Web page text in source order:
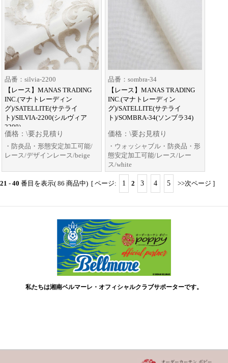
品番：silvia-2200
【レース】MANAS TRADING
INC.(マナトレーディン
グ)/SATELLITE(サテライ
ト)/SILVIA-2200(シルヴィア
2200)
価格：\要お見積り
・防炎品・形態安定加工可能/
レース/デザインレース/beige
品番：sombra-34
【レース】MANAS TRADING
INC.(マナトレーディン
グ)/SATELLITE(サテライ
ト)/SOMBRA-34(ソンブラ34)
価格：\要お見積り
・ウォッシャブル・防炎品・形
態安定加工可能/レース/レー
ス/white
21 - 40 番目を表示( 86 商品中) [ ページ: 1 2 3 4 5 >>次ページ ]
私たちは湘南ベルマーレ・オフィシャルクラブサポーターです。